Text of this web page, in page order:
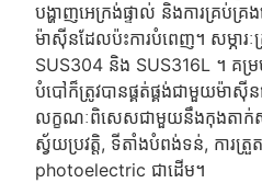
បង្ហាញអេក្រង់ផ្ទាល់ និងការគ្រប់
ម៉ាស៊ីនដែលប៉ះការបំពេញ។ សម្ភា
SUS304 និង SUS316L ។ គម្
បំបៅក៏ត្រូវបានផ្គត់ផ្គង់ជាមួយម៉ាស៊ី
លក្ខណៈពិសេសជាមួយនឹងកុងតាក់
ស្វ័យប្រវត្តិ, ទីតាំងបំពង់ទន់, ការត្រួត
photoelectric ជាដើម។